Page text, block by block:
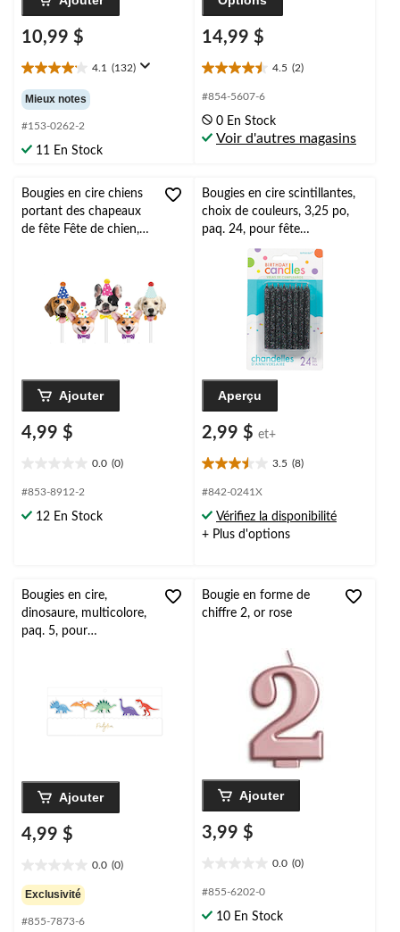
10,99 $
4.1 (132)
4.1
étoile(s)
sur
5.
132
Mieux notes
#153-0262-2
11 En Stock
14,99 $
4.5 (2)
4.5
étoile(s)
5.
2
#854-5607-6
0 En Stock
Voir d'autres magasins
Bougies en cire chiens
portant des chapeaux
de fête Fête de chien,
d'anniversaire
Ajouter
4,99 $
0.0 (0)
étoile(s)
5.
#853-8912-2
12 En Stock
Bougies en cire scintillantes,
choix de couleurs, 3,25 po,
paq. 24, pour fête
d'anniversaire
Aperçu
2,99 $ et+
3.5 (8)
3.5
étoile(s)
5.
8
#842-0241X
Vérifiez la disponibilité
+ Plus d'options
Bougies en cire,
dinosaure, multicolore,
paq. 5, pour
Ajouter
4,99 $
0.0 (0)
étoile(s)
sur
5.
Exclusivité
#855-7873-6
Bougie en forme de
chiffre 2, or rose
Ajouter
3,99 $
0.0 (0)
étoile(s)
5.
#855-6202-0
10 En Stock